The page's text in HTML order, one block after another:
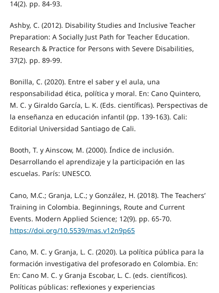
14(2). pp. 84-93.
Ashby, C. (2012). Disability Studies and Inclusive Teacher
Preparation: A Socially Just Path for Teacher Education.
Research & Practice for Persons with Severe Disabilities,
37(2). pp. 89-99.
Bonilla, C. (2020). Entre el saber y el aula, una
responsabilidad ética, política y moral. En: Cano Quintero,
M. C. y Giraldo García, L. K. (Eds. científicas). Perspectivas de
la enseñanza en educación infantil (pp. 139-163). Cali:
Editorial Universidad Santiago de Cali.
Booth, T. y Ainscow, M. (2000). Índice de inclusión.
Desarrollando el aprendizaje y la participación en las
escuelas. París: UNESCO.
Cano, M.C.; Granja, L.C.; y González, H. (2018). The Teachers’
Training in Colombia. Beginnings, Route and Current
Events. Modern Applied Science; 12(9). pp. 65-70.
https://doi.org/10.5539/mas.v12n9p65
Cano, M. C. y Granja, L. C. (2020). La política pública para la
formación investigativa del profesorado en Colombia. En:
En: Cano M. C. y Granja Escobar, L. C. (eds. científicos).
Políticas públicas: reflexiones y experiencias